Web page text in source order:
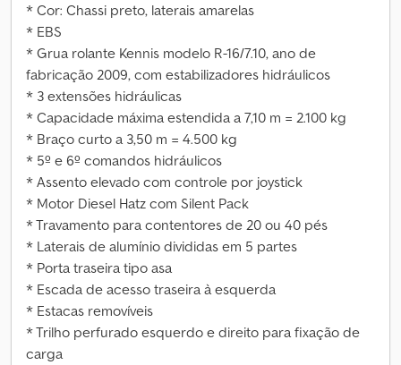
* Cor: Chassi preto, laterais amarelas
* EBS
* Grua rolante Kennis modelo R-16/7.10, ano de
fabricação 2009, com estabilizadores hidráulicos
* 3 extensões hidráulicas
* Capacidade máxima estendida a 7,10 m = 2.100 kg
* Braço curto a 3,50 m = 4.500 kg
* 5º e 6º comandos hidráulicos
* Assento elevado com controle por joystick
* Motor Diesel Hatz com Silent Pack
* Travamento para contentores de 20 ou 40 pés
* Laterais de alumínio divididas em 5 partes
* Porta traseira tipo asa
* Escada de acesso traseira à esquerda
* Estacas removíveis
* Trilho perfurado esquerdo e direito para fixação de
carga